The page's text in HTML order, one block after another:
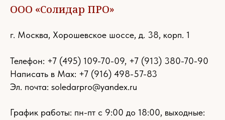
ООО «Солидар ПРО»
г. Москва, Хорошевское шоссе, д. 38, корп. 1
Телефон: +7 (495) 109-70-09, +7 (913) 380-70-90
Написать в Max: +7 (916) 498-57-83
Эл. почта: soledarpro@yandex.ru
График работы: пн-пт с 9:00 до 18:00, выходные: